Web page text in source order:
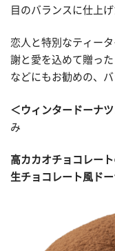
目のバランスに仕上げ
恋人と特別なティー
謝と愛を込めて贈っ
などにもお勧めの、
＜ウィンタードーナ
み
高カカオチョコレー
生チョコレート風ド